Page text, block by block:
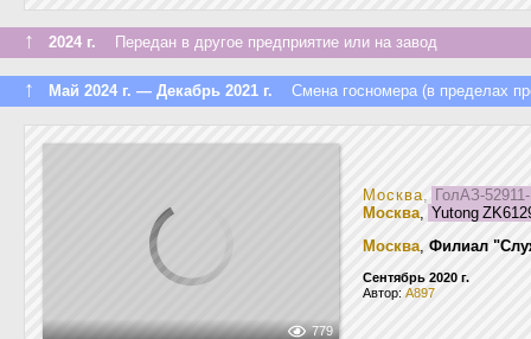
↑ 2024 г. Передан в другое предприятие или на завод
↑ Май 2024 г. — Декабрь 2021 г. Смена госномера (в пределах
779
Москва, ГолАЗ-
Москва, Yutong
Москва, Филиал
Сентябрь 2020 г.
Автор: A897